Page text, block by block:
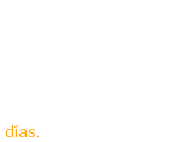
días.